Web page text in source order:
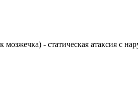
- статическая атаксия с